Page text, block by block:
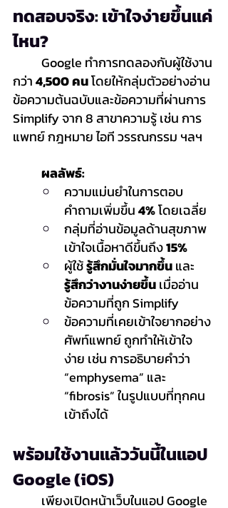
ทดสอบจริง: เข้าใจง่ายขึ้นแค่
ไหน?
กว่า 4,500 คน โดยให้กลุ่มตัวอย่างอ่าน
ข้อความต้นฉบับและข้อความที่ผ่านการ
Simplify จาก 8 สาขาความรู้ เช่น การ
แพทย์ กฎหมาย ไอที วรรณกรรม ฯลฯ
	ผลลัพธ์:
ความแม่นยำในการตอบ
คำถามเพิ่มขึ้น 4% โดยเฉลี่ย
กลุ่มที่อ่านข้อมูลด้านสุขภาพ
เข้าใจเนื้อหาดีขึ้นถึง 15%
ผู้ใช้ รู้สึกมั่นใจมากขึ้น และ
รู้สึกว่างานง่ายขึ้น เมื่ออ่าน
ข้อความที่ถูก Simplify
ข้อความที่เคยเข้าใจยากอย่าง
ศัพท์แพทย์ ถูกทำให้เข้าใจ
ง่าย เช่น การอธิบายคำว่า
“emphysema” และ
“fibrosis” ในรูปแบบที่ทุกคน
เข้าถึงได้
พร้อมใช้งานแล้ววันนี้ในแอป
Google (iOS)